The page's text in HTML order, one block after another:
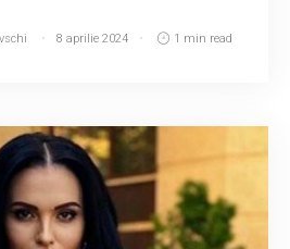
8 aprilie 2024 1 min read